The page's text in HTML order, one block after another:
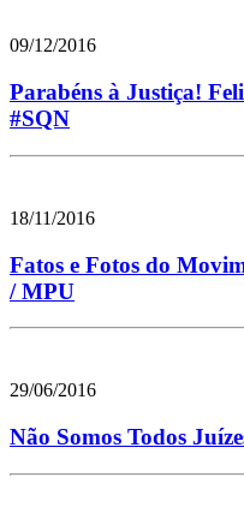
09/12/2016
Parabéns à Justiça!
#SQN
18/11/2016
Fatos e Fotos do
/ MPU
29/06/2016
Não Somos Todos